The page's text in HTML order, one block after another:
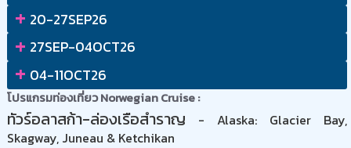
+ 20-27SEP26
+ 27SEP-04OCT26
+ 04-11OCT26
โปรแกรมท่องเที่ยว Norwegian Cruise :
ทัวร์อลาสก้า-ล่องเรือสำราญ - Alaska: Glacier Bay,
Skagway, Juneau & Ketchikan